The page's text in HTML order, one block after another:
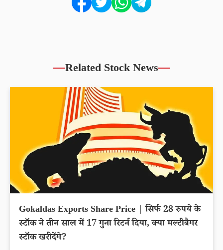
Related Stock News
Gokaldas Exports Share Price | सिर्फ 28 रुपये के
स्टॉक ने तीन साल में 17 गुना रिटर्न दिया, क्या मल्टीबैगर
स्टॉक खरीदेंगे?